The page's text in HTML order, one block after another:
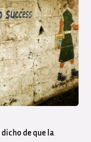
dicho de que la